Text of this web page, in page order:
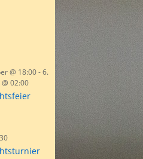
@ 18:00-6.
02:00